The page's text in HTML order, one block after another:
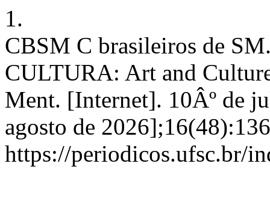
1.
CBSM C brasileiros de
CULTURA: Art and
Ment. [Internet]. 10Âº de
agosto de
https://periodicos.ufsc.br/